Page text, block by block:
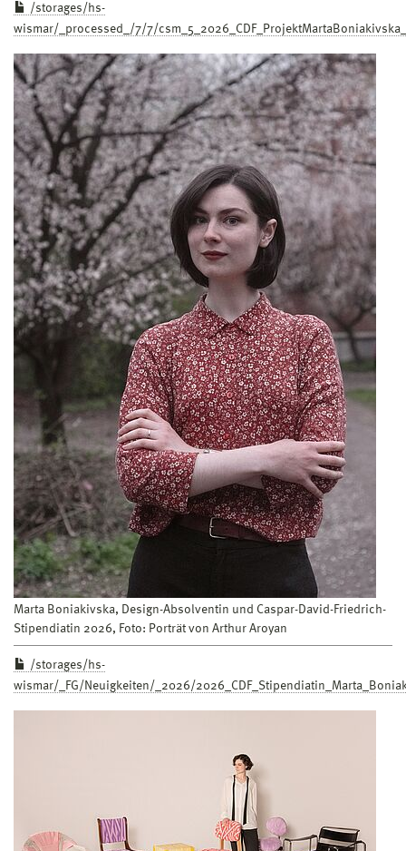
/storages/hs-
wismar/_processed_/7/7/
Marta Boniakivska, Design-Absolventin und Caspar-David-Friedrich-
Stipendiatin 2026, Foto: Porträt von Arthur Aroyan
/storages/hs-
wismar/_FG/Neuigkeiten/_2026/